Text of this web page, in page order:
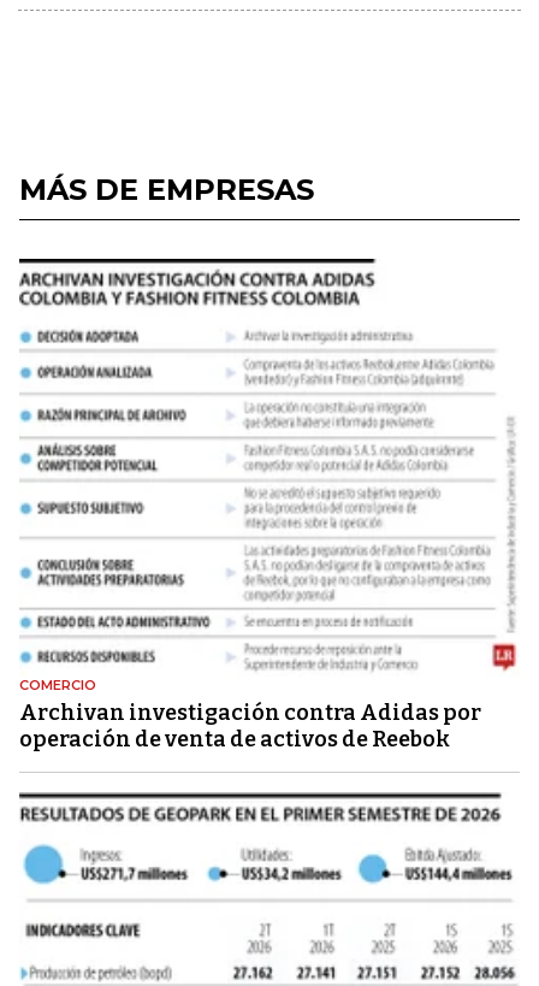
MÁS DE EMPRESAS
COMERCIO
Archivan investigación contra Adidas por
operación de venta de activos de Reebok